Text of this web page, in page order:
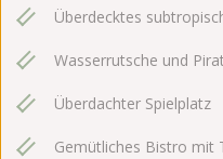
Überdecktes
Wasserrutsche und
Überdachter Spielplatz
Gemütliches Bistro mit